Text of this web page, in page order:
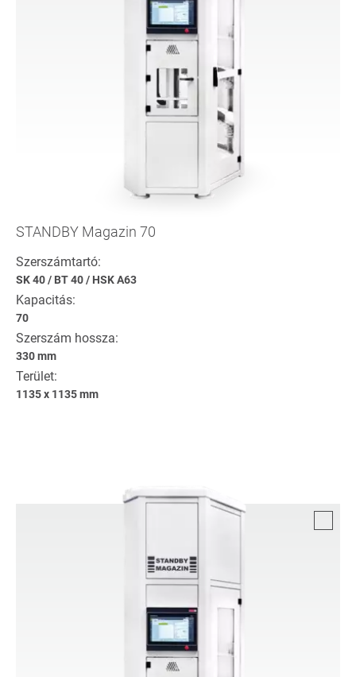
STANDBY Magazin 70
Szerszámtartó:
SK 40/ BT 40/ HSK A63
Kapacitás:
70
Szerszám hossza:
330 mm
Terület:
1135 x 1135 mm